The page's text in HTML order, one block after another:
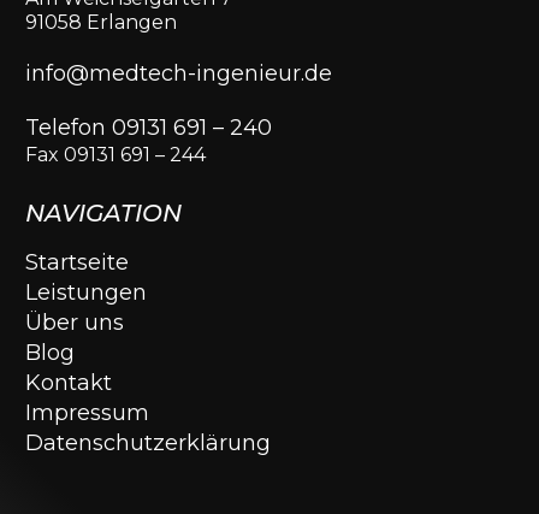
91058 Erlangen
info@medtech-ingenieur.de
Telefon 09131 691 – 240
Fax 09131 691 – 244
NAVIGATION
Startseite
Leistungen
Über uns
Blog
Kontakt
Impressum
Datenschutzerklärung